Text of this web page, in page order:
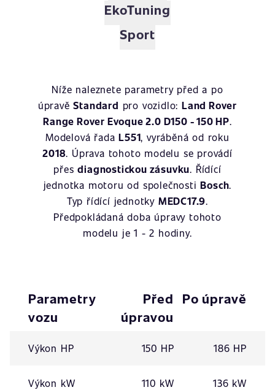
EkoTuning
Sport
Níže naleznete parametry před a po
úpravěStandard pro vozidlo:Land Rover
Range Rover Evoque 2.0 D150 - 150 HP.
Modelová řadaL551, vyráběná od roku
2018. Úprava tohoto modelu se provádí
přesdiagnostickou zásuvku. Řídící
jednotka motoru od společnostiBosch.
Typ řídící jednotky MEDC17.9.
Předpokládaná doba úpravy tohoto
modelu je 1 - 2 hodiny.
Parametry
vozu
Před
úpravou
Po úpravě
Výkon HP 150 HP 186 HP
Výkon kW 110 kW 136 kW